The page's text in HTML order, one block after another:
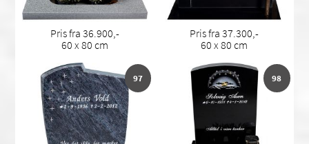
Pris fra 36.900,-
60 x 80 cm
Pris fra 37.300,-
60 x 80 cm
97 98